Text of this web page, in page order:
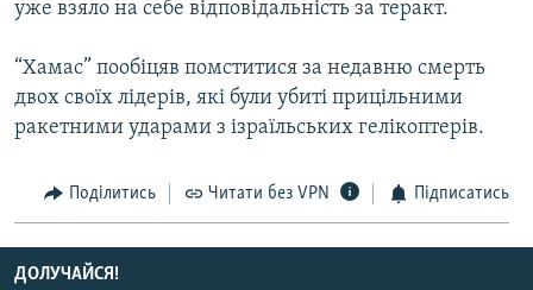
КТАТ
уже взяло на себе відповідальність за теракт.
“Хамас” пообіцяв помститися за недавню смерть
двох своїх лідерів, які були убиті прицільними
ракетними ударами з ізраїльських гелікоптерів.
Поділитись Читати без VPN Підписатись
ДОЛУЧАЙСЯ!